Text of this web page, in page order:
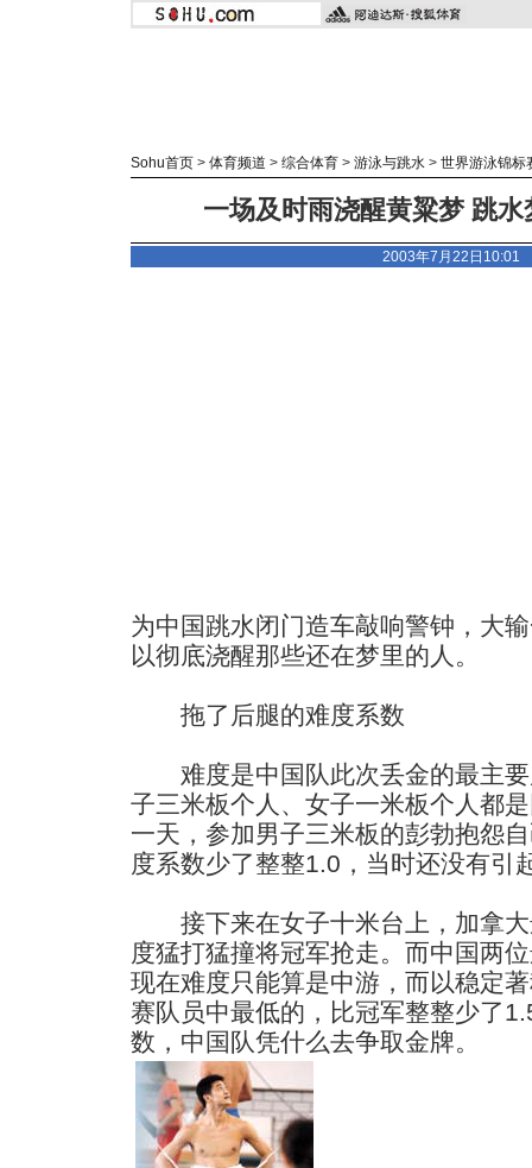
Sohu首页 > 体育频道 > 综合体育 > 游泳与跳水 > 世界游泳锦标
一场及时雨浇醒黄粱梦 跳
2003年7月22日
为中国跳水闭门造车敲响警钟，大
以彻底浇醒那些还在梦里的人。
拖了后腿的难度系数
难度是中国队此次丢金的最主要
子三米板个人、女子一米板个人都
一天，参加男子三米板的彭勃抱怨
度系数少了整整1.0，当时还没有引
接下来在女子十米台上，加拿大
度猛打猛撞将冠军抢走。而中国两
现在难度只能算是中游，而以稳定
赛队员中最低的，比冠军整整少了
数，中国队凭什么去争取金牌。